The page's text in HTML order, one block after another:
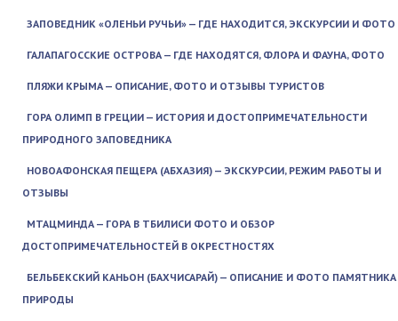
ЗАПОВЕДНИК «ОЛЕНЬИ РУЧЬИ» — ГДЕ НАХОДИТСЯ, ЭКСКУРСИИ И ФОТО
ГАЛАПАГОССКИЕ ОСТРОВА — ГДЕ НАХОДЯТСЯ, ФЛОРА И ФАУНА, ФОТО
ПЛЯЖИ КРЫМА — ОПИСАНИЕ, ФОТО И ОТЗЫВЫ ТУРИСТОВ
ГОРА ОЛИМП В ГРЕЦИИ — ИСТОРИЯ И ДОСТОПРИМЕЧАТЕЛЬНОСТИ
ПРИРОДНОГО ЗАПОВЕДНИКА
НОВОАФОНСКАЯ ПЕЩЕРА (АБХАЗИЯ) — ЭКСКУРСИИ, РЕЖИМ РАБОТЫ И
ОТЗЫВЫ
МТАЦМИНДА — ГОРА В ТБИЛИСИ ФОТО И ОБЗОР
ДОСТОПРИМЕЧАТЕЛЬНОСТЕЙ В ОКРЕСТНОСТЯХ
БЕЛЬБЕКСКИЙ КАНЬОН (БАХЧИСАРАЙ) — ОПИСАНИЕ И ФОТО ПАМЯТНИКА
ПРИРОДЫ